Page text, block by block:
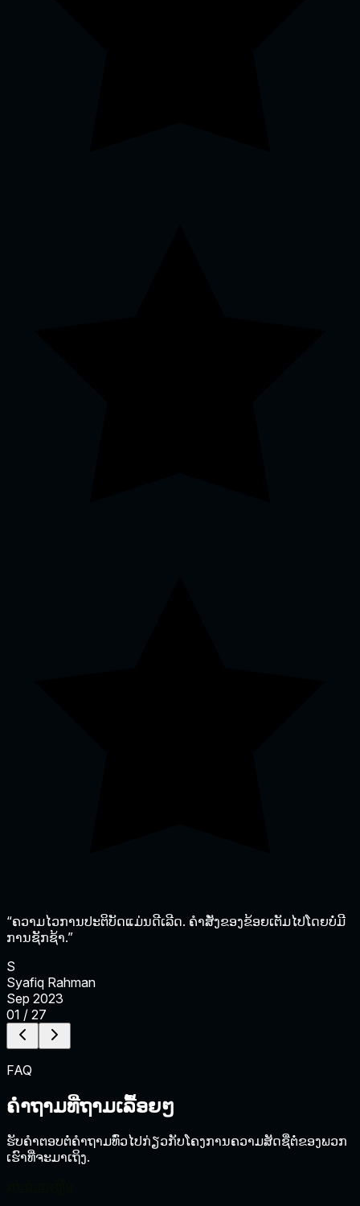
“ຄວາມໄວການປະຕິບັດແມ່ນດີເລີດ. ຄໍາສັ່ງຂອງຂ້ອຍເຕັມໄປໂດຍບໍ່ມີ
ການຊັກຊ້າ.”
S
Syafiq Rahman
Sep 2023
01 / 27
FAQ
ຄໍາຖາມທີ່ຖາມເລື້ອຍໆ
ຮັບຄໍາຕອບຕໍ່ຄໍາຖາມທົ່ວໄປກ່ຽວກັບໂຄງການຄວາມສັດຊື່ຕໍ່ຂອງພວກ
ເຮົາທີ່ຈະມາເຖິງ.